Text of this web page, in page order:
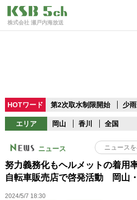
株式会社 瀬戸内海放送
HOTワード 第2次取水制限開始 少
エリア 岡山 香川 全国
ニュース
努力義務化もヘルメットの着
自転車販売店で啓発活動 岡山
2024/5/7 18:30